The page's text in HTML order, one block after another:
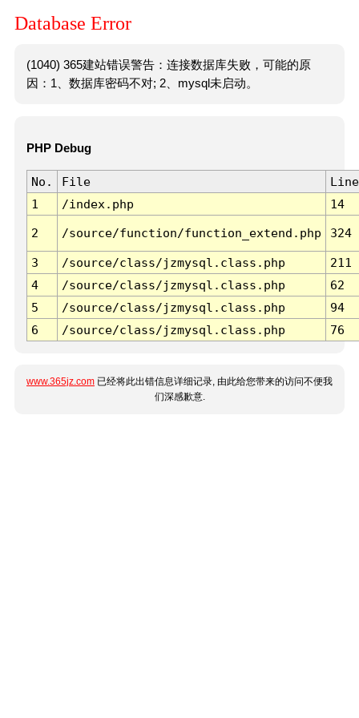
Database Error
(1040) 365建站错误警告：连接数据库失败，可能的原
因：1、数据库密码不对; 2、mysql未启动。
PHP Debug
No. File
Line
1
/index.php 14
2 /source/function/function_extend.php 324
3 /source/class/jzmysql.class.php
211
4
/source/class/jzmysql.class.php
62
5
/source/class/jzmysql.class.php
94
6
/source/class/jzmysql.class.php 76
www.365jz.com 已经将此出错信息详细记录, 由此给您带来的访问不便我
们深感歉意.